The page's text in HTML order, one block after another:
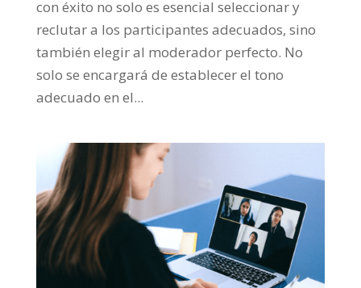
con éxito no solo es esencial seleccionar y
reclutar a los participantes adecuados, sino
también elegir al moderador perfecto. No
solo se encargará de establecer el tono
adecuado en el...